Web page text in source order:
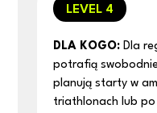
LEVEL 4
DLA KOGO: Dla
potrafią
planują starty w
triathlonach lub po